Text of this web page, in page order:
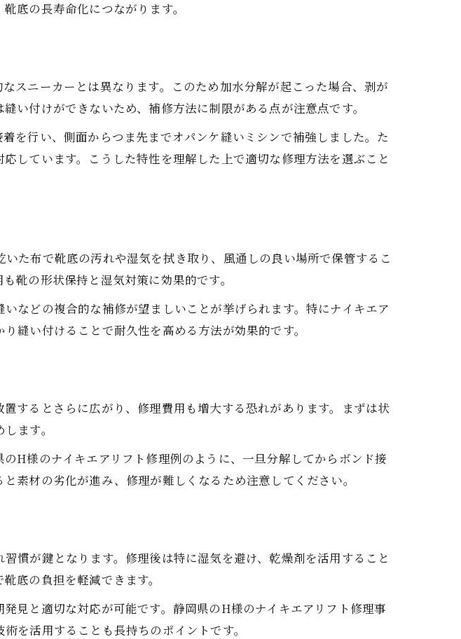
加水分解の症状
の修理判断基準
した材料と接着方法
りたい手入れ法
靴修理メンテナンス
法と手入れのコツ
いお手入れポイント
理実例で学ぶ
の工程を徹底解説
がれ修理の手順紹介
での注意点とは
点を紹介
理する時の注意点
水分解対策の選び方
のセルフ修理手順
底の長寿命化につながります。
スニーカーとは異なります。このため加水分解が起こった場合、剥が
い付けができないため、補修方法に制限がある点が注意点です。
を行い、側面からつま先までオパンケ縫いミシンで補強しました。た
しています。こうした特性を理解した上で適切な修理方法を選ぶこと
た布で靴底の汚れや湿気を拭き取り、風通しの良い場所で保管するこ
靴の形状保持と湿気対策に効果的です。
などの複合的な補修が望ましいことが挙げられます。特にナイキエア
縫い付けることで耐久性を高める方法が効果的です。
するとさらに広がり、修理費用も増大する恐れがあります。まずは状
ます。
H様のナイキエアリフト修理例のように、一旦分解してからボンド接
素材の劣化が進み、修理が難しくなるため注意してください。
慣が鍵となります。修理後は特に湿気を避け、乾燥剤を活用すること
底の負担を軽減できます。
見と適切な対応が可能です。静岡県のH様のナイキエアリフト修理事
を活用することも長持ちのポイントです。